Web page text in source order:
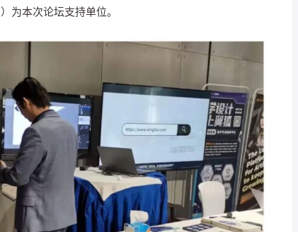
为本次论坛支持单位。